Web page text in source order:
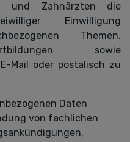
und Zahnärzten die
Einwilligung
Themen,
sowie
Mail oder postalisch zu
Daten
von fachlichen